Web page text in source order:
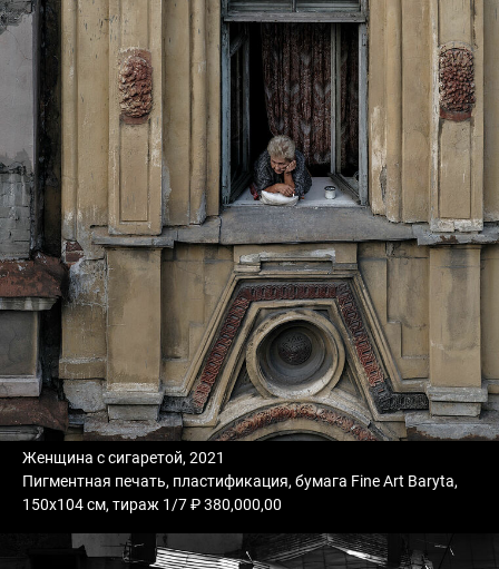
Женщина с сигаретой, 2021
Пигментная печать, пластификация, бумага Fine Art Baryta,
150х104 см, тираж 1/7 ₽ 380,000,00